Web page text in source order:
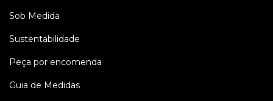
Sob Medida
Sustentabilidade
Peça por encomenda
Guia de Medidas